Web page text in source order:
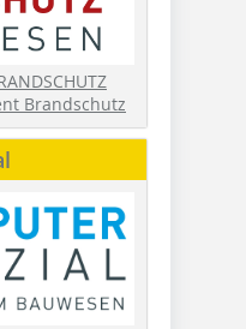
Brandschutz